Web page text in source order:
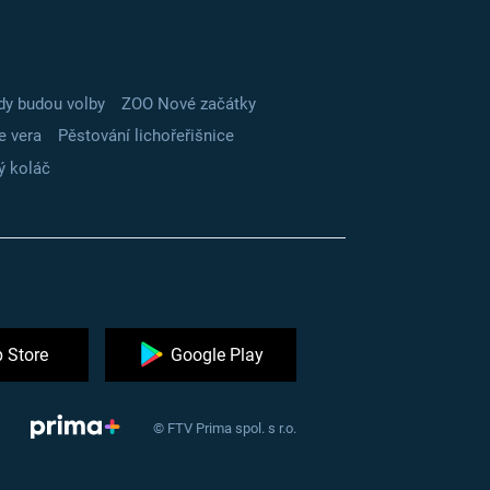
budou volby
ZOO Nové začátky
vera
Pěstování lichořeřišnice
koláč
Store Google Play
© FTV Prima spol. s r.o.